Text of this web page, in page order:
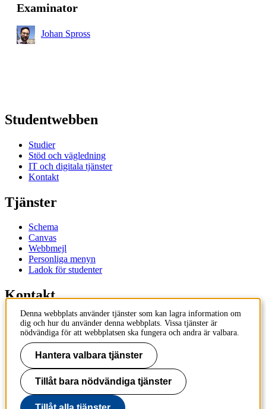
Examinator
Johan Spross
Studentwebben
Studier
Stöd och vägledning
IT och digitala tjänster
Kontakt
Tjänster
Schema
Canvas
Webbmejl
Personliga menyn
Ladok för studenter
Kontakt
Kontakta utbildningsprogram
Kontakta kurs
IT-support
KTH Entré
KTH
100 44 Stockholm
+46 8 790 60 00
Denna webbplats använder tjänster som kan lagra information om
dig och hur du använder denna webbplats. Vissa tjänster är
nödvändiga för att webbplatsen ska fungera och andra är valbara.
Hantera valbara tjänster
Tillåt bara nödvändiga tjänster